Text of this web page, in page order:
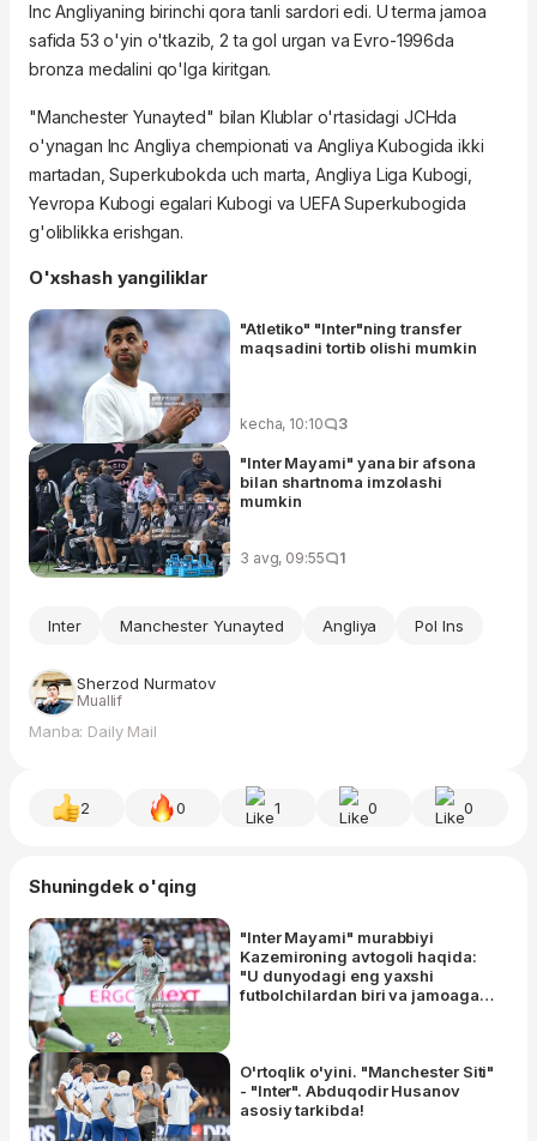
Inc Angliyaning birinchi qora tanli sardori edi. U terma jamoa
safida 53 o'yin o'tkazib, 2 ta gol urgan va Evro-1996da
bronza medalini qo'lga kiritgan.
"Manchester Yunayted" bilan Klublar o'rtasidagi JCHda
o'ynagan Inc Angliya chempionati va Angliya Kubogida ikki
martadan, Superkubokda uch marta, Angliya Liga Kubogi,
Yevropa Kubogi egalari Kubogi va UEFA Superkubogida
g'oliblikka erishgan.
O'xshash yangiliklar
"Atletiko" "Inter"ning transfer
maqsadini tortib olishi mumkin
kecha, 10:10 3
"Inter Mayami" yana bir afsona
bilan shartnoma imzolashi
mumkin
3 avg, 09:55 1
Inter Manchester Yunayted Angliya Pol Ins
Sherzod Nurmatov
Muallif
Manba: Daily Mail
2 0 1 0 0
Shuningdek o'qing
"Inter Mayami" murabbiyi
Kazemironing avtogoli haqida:
"U dunyodagi eng yaxshi
futbolchilardan biri va jamoaga
O'rtoqlik o'yini. "Manchester Siti"
- "Inter". Abduqodir Husanov
asosiy tarkibda!